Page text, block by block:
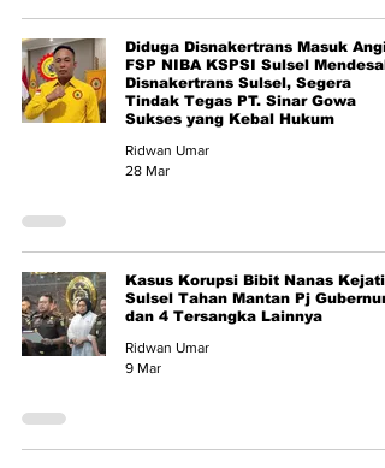
Diduga Disnakertrans Masuk
FSP NIBA KSPSI Sulsel Mendesak
Disnakertrans Sulsel, Segera
Tindak Tegas PT. Sinar Gowa
Sukses yang Kebal Hukum
Ridwan Umar
28 Mar
Kasus Korupsi Bibit Nanas Kejati
Sulsel Tahan Mantan Pj Gubernur
dan 4 Tersangka Lainnya
Ridwan Umar
9 Mar